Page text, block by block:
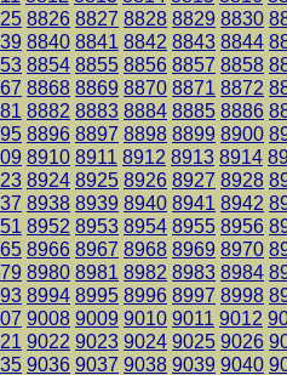
8826 8827 8828 8829 8830
8840 8841 8842 8843 8844
8854 8855 8856 8857 8858
8868 8869 8870 8871 8872
8882 8883 8884 8885 8886
8896 8897 8898 8899 8900
8910 8911 8912 8913 8914
8924 8925 8926 8927 8928
8938 8939 8940 8941 8942
8952 8953 8954 8955 8956
8966 8967 8968 8969 8970
8980 8981 8982 8983 8984
8994 8995 8996 8997 8998
9008 9009 9010 9011 9012
9022 9023 9024 9025 9026
9036 9037 9038 9039 9040